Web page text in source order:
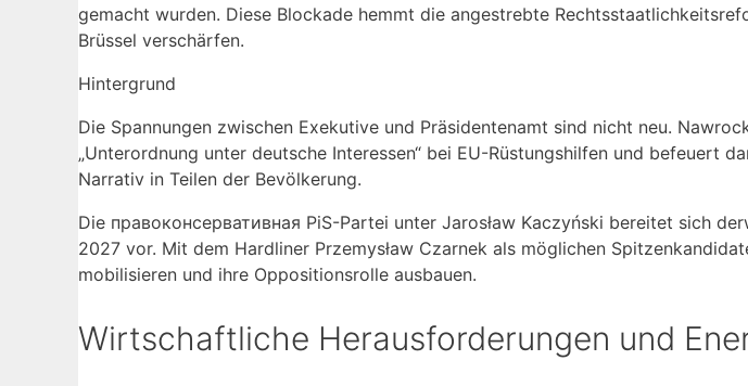
gemacht wurden. Diese Blockade hemmt die angestrebte
Brüssel verschärfen.
Hintergrund
Die Spannungen zwischen Exekutive und Präsidentenamt sind nicht neu.
„Unterordnung unter deutsche Interessen“ bei EU-Rüstungshilfen und befeuert
Narrativ in Teilen der Bevölkerung.
Die правоконсервативная PiS-Partei unter Jarosław Kaczyński bereitet sich
2027 vor. Mit dem Hardliner Przemysław Czarnek als möglichen
mobilisieren und ihre Oppositionsrolle ausbauen.
Wirtschaftliche Herausforderungen und